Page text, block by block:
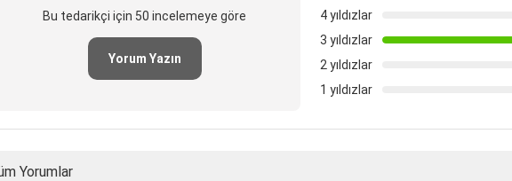
Bu tedarikçi için 50 incelemeye göre
Yorum Yazın
4 yıldızlar
3 yıldızlar
2 yıldızlar
1 yıldızlar
Yorumlar